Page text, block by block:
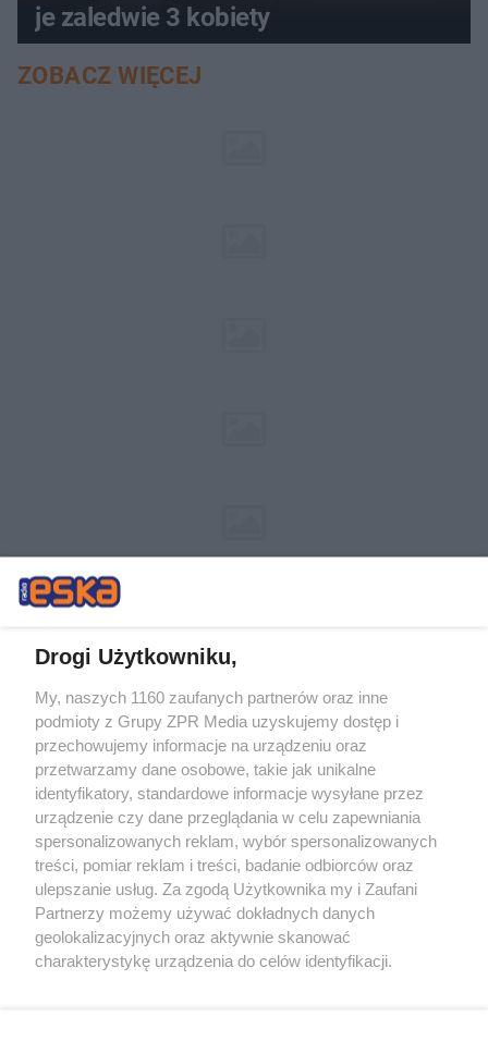
je zaledwie 3 kobiety
ZOBACZ WIĘCEJ
Żaden utwór zamieszczony w serwisie nie może być powielany i
rozpowszechniany lub dalej rozpowszechniany w jakikolwiek sposób (w
tym także elektroniczny lub mechaniczny) na jakimkolwiek polu
eksploatacji w jakiejkolwiek formie, włącznie z umieszczaniem w
Internecie bez pisemnej zgody właściciela praw. Jakiekolwiek użycie lub
wykorzystanie utworów w całości lub w części z naruszeniem prawa,
tzn. bez właściwej zgody, jest zabronione pod groźbą kary i może być
ścigane prawnie.
Drogi Użytkowniku,
My, naszych 1160 zaufanych partnerów oraz inne
podmioty z Grupy ZPR Media uzyskujemy dostęp i
przechowujemy informacje na urządzeniu oraz
przetwarzamy dane osobowe, takie jak unikalne
identyfikatory, standardowe informacje wysyłane przez
urządzenie czy dane przeglądania w celu zapewniania
spersonalizowanych reklam, wybór spersonalizowanych
treści, pomiar reklam i treści, badanie odbiorców oraz
ulepszanie usług. Za zgodą Użytkownika my i Zaufani
Partnerzy możemy używać dokładnych danych
geolokalizacyjnych oraz aktywnie skanować
charakterystykę urządzenia do celów identyfikacji.